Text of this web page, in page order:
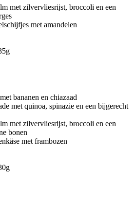
met zilvervliesrijst, broccoli en een
met amandelen
bananen en chiazaad
met quinoa, spinazie en een bijgerecht
met zilvervliesrijst, broccoli en een
bonen
met frambozen